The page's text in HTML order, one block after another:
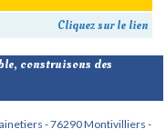
Cliquez sur le lien
construisons des
- 76290 Montivilliers -